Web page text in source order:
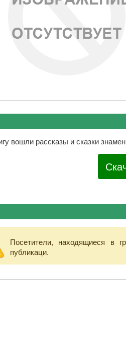
вошли рассказы и сказки
Посетители, находящиеся в
публикаци.